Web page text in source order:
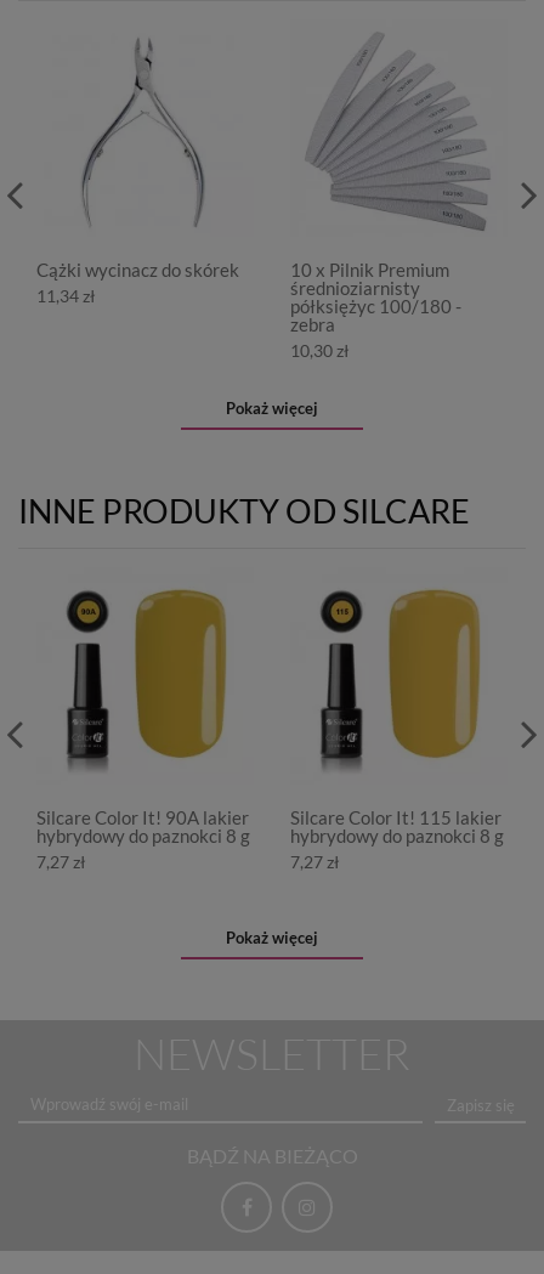
Cążki wycinacz do skórek
11,34 zł
10 x Pilnik Premium
średnioziarnisty
półksiężyc 100/180 -
zebra
10,30 zł
Pokaż więcej
INNE PRODUKTY OD SILCARE
Silcare Color It! 90A lakier
hybrydowy do paznokci 8 g
7,27 zł
Silcare Color It! 115 lakier
hybrydowy do paznokci 8 g
7,27 zł
Pokaż więcej
NEWSLETTER
Zapisz się
BĄDŹ NA BIEŻĄCO